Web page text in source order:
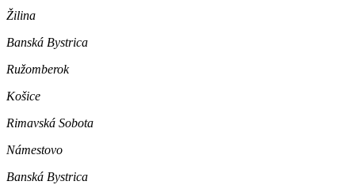
Žilina
Banská Bystrica
Ružomberok
Košice
Rimavská Sobota
Námestovo
Banská Bystrica